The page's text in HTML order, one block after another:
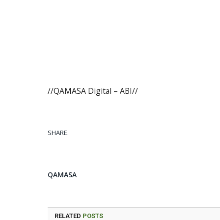
//QAMASA Digital – ABI//
SHARE.
QAMASA
RELATED POSTS